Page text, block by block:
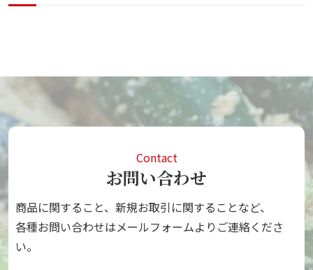
Contact
お問い合わせ
商品に関すること、新規お取引に関することなど、
各種お問い合わせはメールフォームよりご連絡くださ
い。